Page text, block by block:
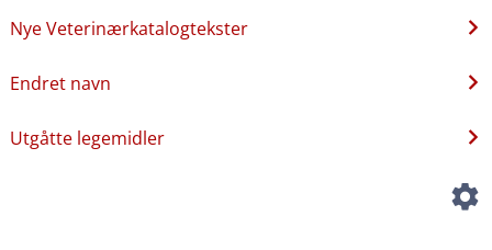
Nye Veterinærkatalogtekster
Endret navn
Utgåtte legemidler